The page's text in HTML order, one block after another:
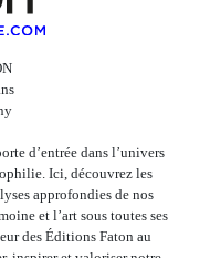
d’entrée dans l’univers
Ici, découvrez les
approfondies de nos
et l’art sous toutes ses
des Éditions Faton au